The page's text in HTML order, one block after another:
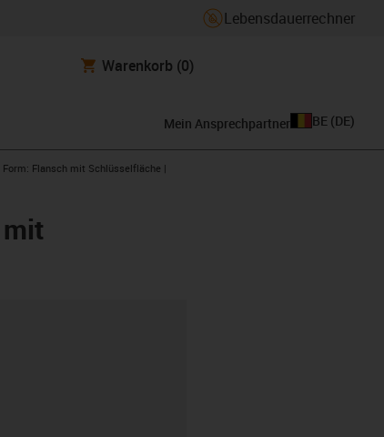
Lebensdauerrechner
Warenkorb (0)
Mein Ansprechpartner BE (DE)
Flansch mit Schlüsselfläche |